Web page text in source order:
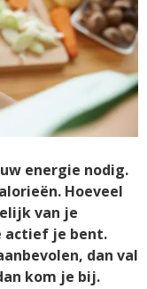
energie nodig.
Hoeveel
van je
actief je bent.
dan val
kom je bij.